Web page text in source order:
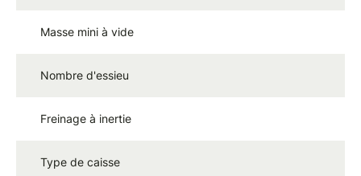
Masse mini à vide
Nombre d'essieu
Freinage à inertie
Type de caisse